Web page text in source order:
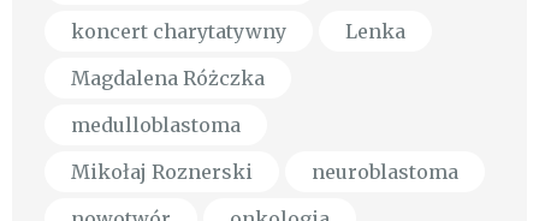
koncert charytatywny
Lenka
Magdalena Różczka
medulloblastoma
Mikołaj Roznerski
neuroblastoma